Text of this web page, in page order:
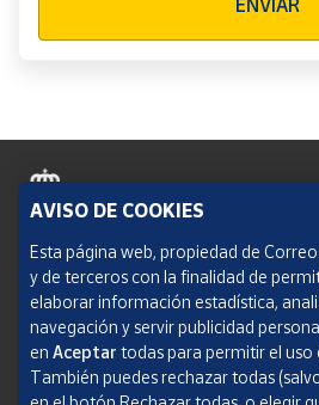
ENVIAR
Política de cookies
Aviso legal
Condiciones del servicio
Política de Privacidad Web
AVISO DE COOKIES
Esta página web, propiedad de
y de terceros con la finalidad de
elaborar información estadística,
navegación y servir publicidad
en Aceptar todas para permitir el uso
También puedes rechazar todas